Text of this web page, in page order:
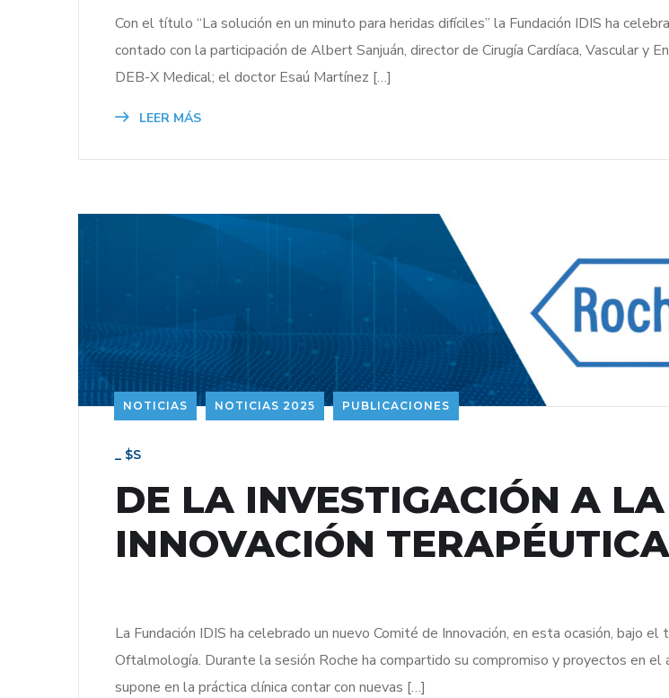
Con el título “La solución en un minuto para heridas difíciles” la Fundación IDIS ha
contado con la participación de Albert Sanjuán, director de Cirugía Cardíaca, Vascular y
DEB-X Medical; el doctor Esaú Martínez […]
LEER MÁS
NOTICIAS NOTICIAS 2025 PUBLICACIONES
_ $s
DE LA INVESTIGACIÓN A
INNOVACIÓN
La Fundación IDIS ha celebrado un nuevo Comité de Innovación, en esta ocasión, bajo
Oftalmología. Durante la sesión Roche ha compartido su compromiso y proyectos en
supone en la práctica clínica contar con nuevas […]